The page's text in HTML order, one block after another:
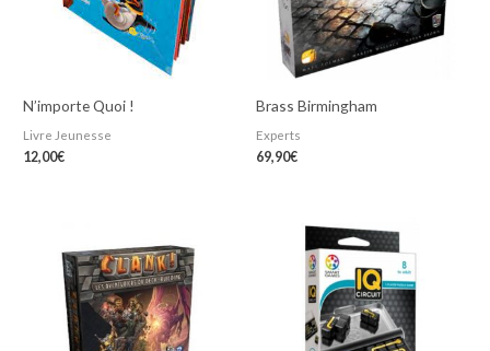
N’importe Quoi !
Livre Jeunesse
12,00€
Brass Birmingham
Experts
69,90€